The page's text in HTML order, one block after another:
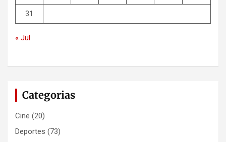
31
« Jul
Categorias
Cine (20)
Deportes (73)